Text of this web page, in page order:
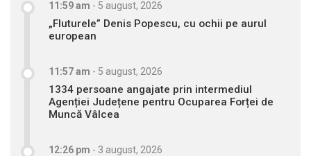
11:59 am - 5 august, 2026
„Fluturele” Denis Popescu, cu ochii pe aurul
european
11:57 am - 5 august, 2026
1334 persoane angajate prin intermediul
Agenției Județene pentru Ocuparea Forței de
Muncă Vâlcea
12:26 pm - 3 august, 2026